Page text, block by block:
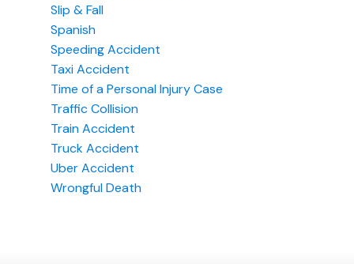
Slip & Fall
Spanish
Speeding Accident
Taxi Accident
Time of a Personal Injury Case
Traffic Collision
Train Accident
Truck Accident
Uber Accident
Wrongful Death